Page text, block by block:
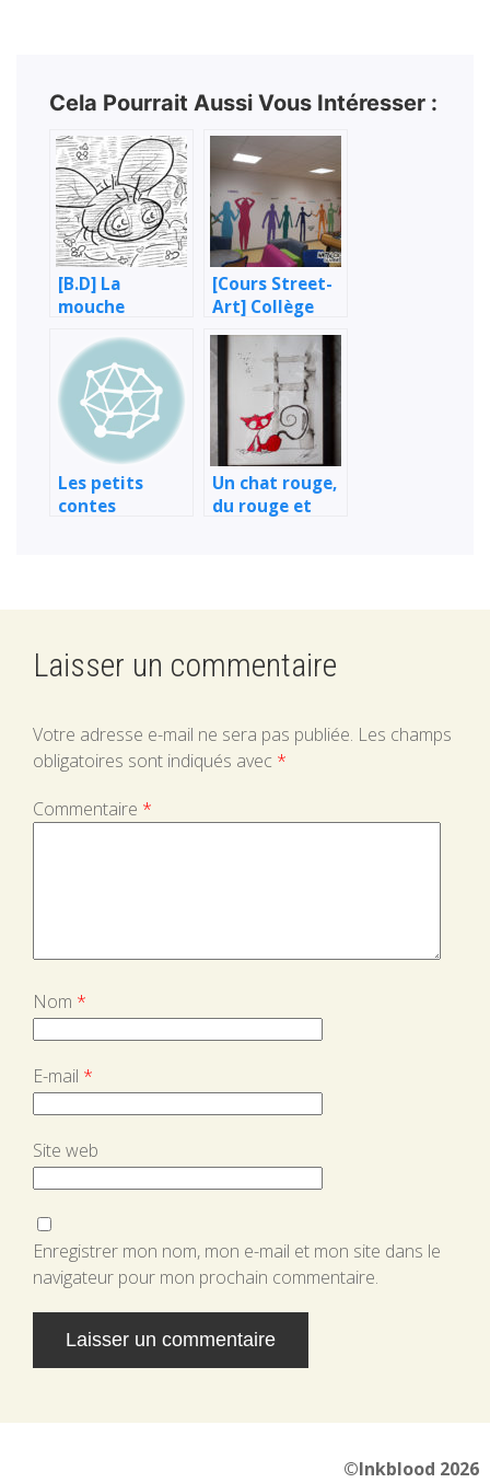
Cela Pourrait Aussi Vous Intéresser :
[B.D] La
mouche
[Cours Street-
Art] Collège
Romain
Rolland – St-
Jean
Les petits
contes
Un chat rouge,
du rouge et
Laisser un commentaire
Votre adresse e-mail ne sera pas publiée. Les champs
obligatoires sont indiqués avec *
Commentaire *
Nom *
E-mail *
Site web
Enregistrer mon nom, mon e-mail et mon site dans le
navigateur pour mon prochain commentaire.
©Inkblood 2026